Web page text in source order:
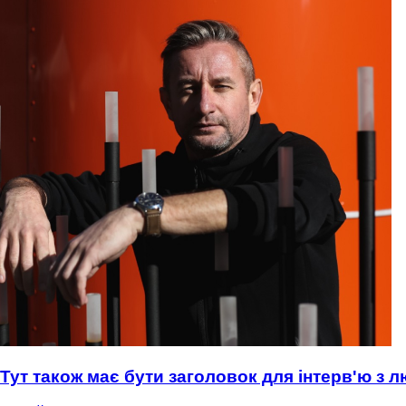
Тут також має бути заголовок для інтерв'ю